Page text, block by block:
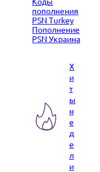
пополнения
PSN Turkey
Пополнение
PSN Украина
Х
и
т
ы
н
е
д
е
л
и